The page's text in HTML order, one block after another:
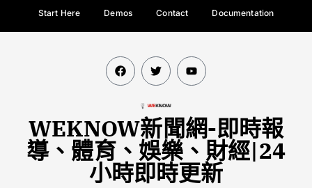
Start Here Demos Contact Documentation
WEKNOW新聞網-即時報
導、體育、娛樂、財經|24
小時即時更新